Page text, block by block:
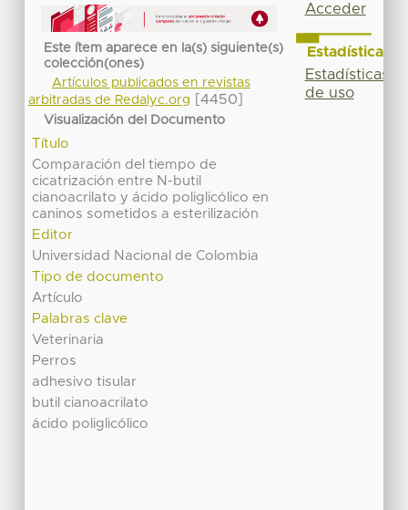
Este ítem aparece en la(s) siguiente(s)
colección(ones)
Artículos publicados en revistas
arbitradas de Redalyc.org
[4450]
Visualización del Documento
Título
Comparación del tiempo de
cicatrización entre N-butil
cianoacrilato y ácido poliglicólico en
caninos sometidos a esterilización
Editor
Universidad Nacional de Colombia
Tipo de documento
Artículo
Palabras clave
Veterinaria
Perros
adhesivo tisular
butil cianoacrilato
ácido poliglicólico
Acceder
Estadísticas
Estadísticas
de uso